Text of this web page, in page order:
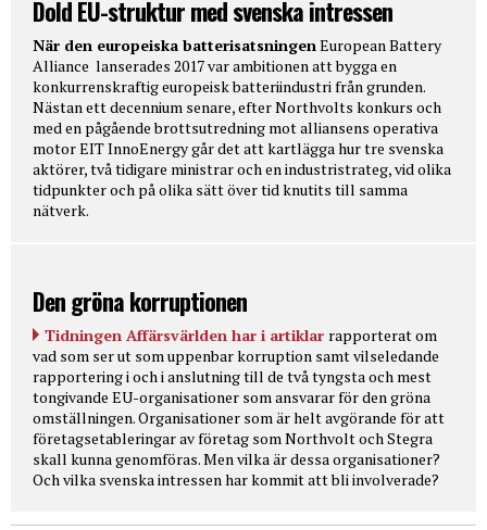
Dold EU-struktur med svenska intressen
När den europeiska batterisatsningen European Battery
Alliance lanserades 2017 var ambitionen att bygga en
konkurrenskraftig europeisk batteriindustri från grunden.
Nästan ett decennium senare, efter Northvolts konkurs och
med en pågående brottsutredning mot alliansens operativa
motor EIT InnoEnergy går det att kartlägga hur tre svenska
aktörer, två tidigare ministrar och en industristrateg, vid olika
tidpunkter och på olika sätt över tid knutits till samma
nätverk.
Den gröna korruptionen
Tidningen Affärsvärlden har i artiklar rapporterat om
vad som ser ut som uppenbar korruption samt vilseledande
rapportering i och i anslutning till de två tyngsta och mest
tongivande EU-organisationer som ansvarar för den gröna
omställningen. Organisationer som är helt avgörande för att
företagsetableringar av företag som Northvolt och Stegra
skall kunna genomföras. Men vilka är dessa organisationer?
Och vilka svenska intressen har kommit att bli involverade?